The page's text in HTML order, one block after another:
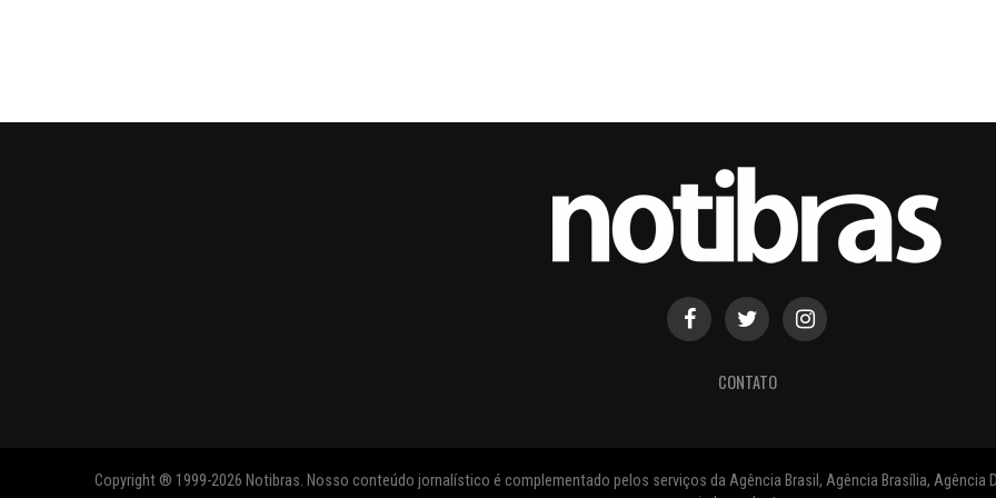
CONTATO
Copyright ® 1999-2026 Notibras. Nosso conteúdo jornalístico é complementado pelos serviços da Agência Brasil, Agência Brasília, Agência